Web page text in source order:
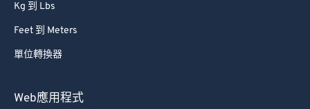
Kg 到 Lbs
Feet 到 Meters
單位轉換器
Web應用程式